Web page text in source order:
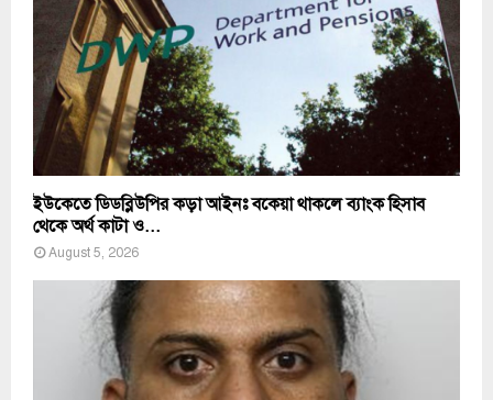
ইউকেতে ডিডব্লিউপির কড়া আইনঃ বকেয়া থাকলে ব্যাংক হিসাব
থেকে অর্থ কাটা ও...
August 5, 2026